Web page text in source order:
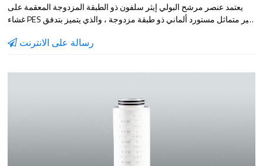
يعتمد عنصر مرشح البولي إيثر سلفون ذو الطبقة المزدوجة المعقمة على
غشاء PES غير متماثل مستورد ألماني ذو طبقة مزدوجة ، والذي يتميز بتدفق
المرشح بمقاومة جيدة للحرارة ويمكن تعقيمه بالبخار عدة مرات
رسالة على الانترنت